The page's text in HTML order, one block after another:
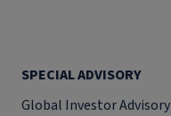
SPECIAL ADVISORY
Global Investor Advisory